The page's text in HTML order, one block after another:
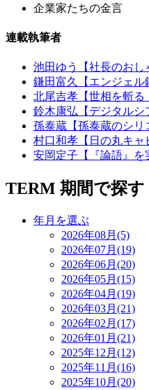
企業家たちの金言
連載執筆者
池田ゆう【社長のおし
鎌田富久【エンジェル
北尾吉孝【世相を斬る
鈴木康弘【デジタルシ
孫泰蔵【孫泰蔵のシリ
村口和孝【日の丸キャ
安岡定子【『論語』を
TERM 期間で探す
年月を選ぶ
2026年08月(5)
2026年07月(19)
2026年06月(20)
2026年05月(15)
2026年04月(19)
2026年03月(21)
2026年02月(17)
2026年01月(21)
2025年12月(12)
2025年11月(16)
2025年10月(20)